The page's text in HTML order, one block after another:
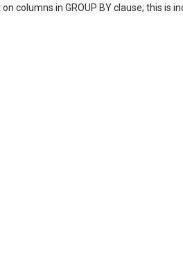
columns in GROUP BY clause; this is